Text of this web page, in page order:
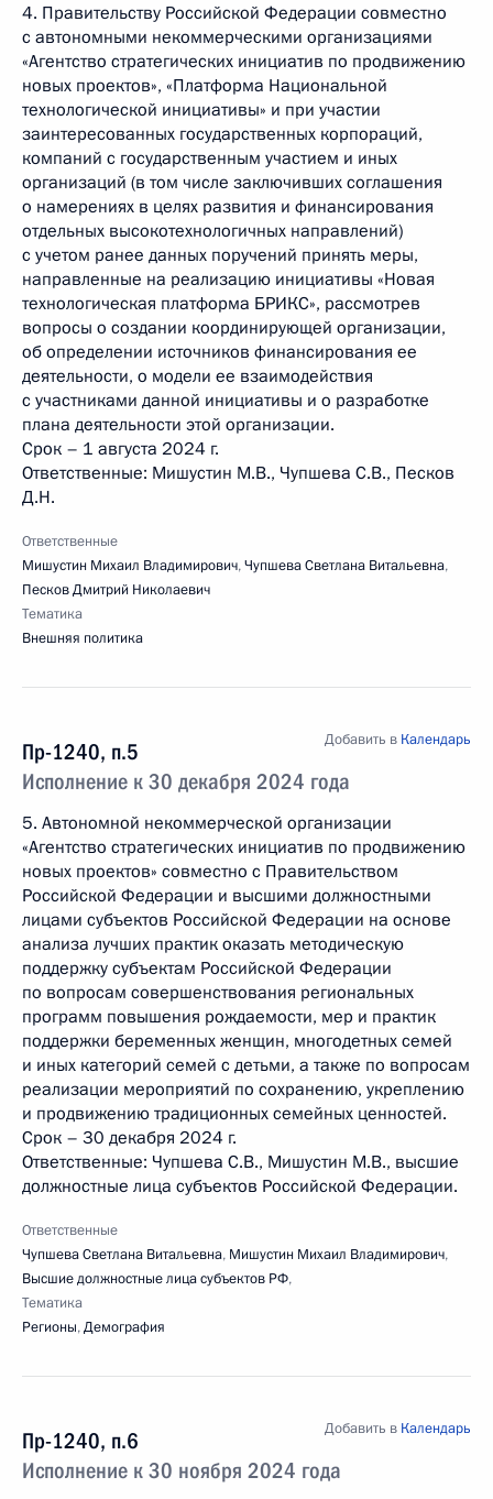
4. Правительству Российской Федерации совместно
с автономными некоммерческими организациями
«Агентство стратегических инициатив по продвижению
новых проектов», «Платформа Национальной
технологической инициативы» и при участии
заинтересованных государственных корпораций,
компаний с государственным участием и иных
организаций (в том числе заключивших соглашения
о намерениях в целях развития и финансирования
отдельных высокотехнологичных направлений)
с учетом ранее данных поручений принять меры,
направленные на реализацию инициативы «Новая
технологическая платформа БРИКС», рассмотрев
вопросы о создании координирующей организации,
об определении источников финансирования ее
деятельности, о модели ее взаимодействия
с участниками данной инициативы и о разработке
плана деятельности этой организации.
Срок – 1 августа 2024 г.
Ответственные: Мишустин М.В., Чупшева С.В., Песков
Д.Н.
Ответственные
Мишустин Михаил Владимирович,Чупшева Светлана Витальевна,
Песков Дмитрий Николаевич
Тематика
Внешняя политика
Пр-1240, п.5
Исполнение к 30 декабря 2024 года
Добавить в Календарь
5. Автономной некоммерческой организации
«Агентство стратегических инициатив по продвижению
новых проектов» совместно с Правительством
Российской Федерации и высшими должностными
лицами субъектов Российской Федерации на основе
анализа лучших практик оказать методическую
поддержку субъектам Российской Федерации
по вопросам совершенствования региональных
программ повышения рождаемости, мер и практик
поддержки беременных женщин, многодетных семей
и иных категорий семей с детьми, а также по вопросам
реализации мероприятий по сохранению, укреплению
и продвижению традиционных семейных ценностей.
Срок – 30 декабря 2024 г.
Ответственные: Чупшева С.В., Мишустин М.В., высшие
должностные лица субъектов Российской Федерации.
Ответственные
Чупшева Светлана Витальевна, Мишустин Михаил Владимирович,
Высшие должностные лица субъектов РФ,
Тематика
Регионы,Демография
Пр-1240, п.6
Исполнение к 30 ноября 2024 года
Добавить в Календарь